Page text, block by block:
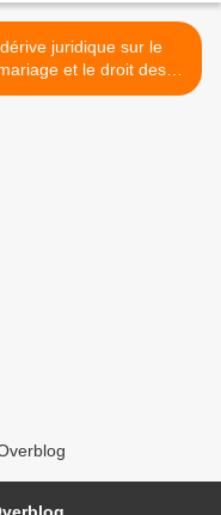
dérive juridique sur le
et le droit des
femmes >